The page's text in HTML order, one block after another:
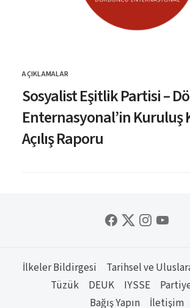
KATEGORI
AÇIKLAMALAR
Sosyalist Eşitlik Partisi –
Enternasyonal’in Kuruluş
Açılış Raporu
İlkeler Bildirgesi
Tarihsel ve
Tüzük
DEUK IYSSE
Bağış Yapın
İletişim